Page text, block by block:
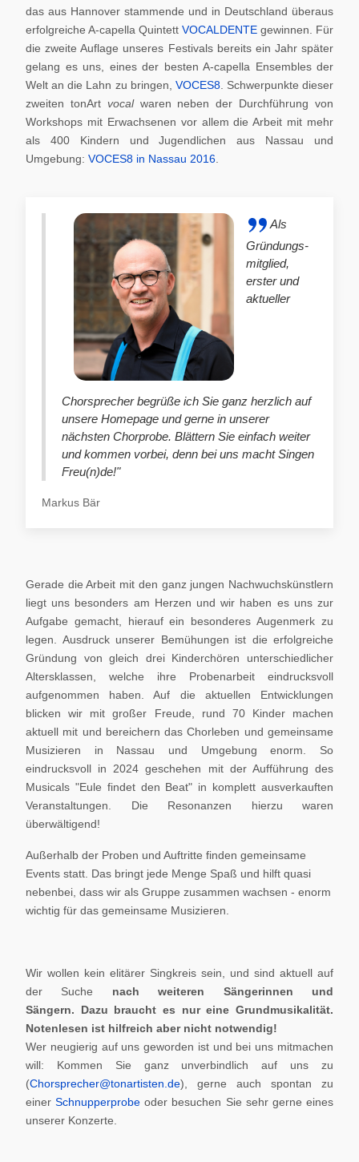
das aus Hannover stammende und in Deutschland überaus
erfolgreiche A-capella Quintett VOCALDENTE gewinnen. Für
die zweite Auflage unseres Festivals bereits ein Jahr später
gelang es uns, eines der besten A-capella Ensembles der
Welt an die Lahn zu bringen, VOCES8. Schwerpunkte dieser
zweiten tonArt vocalwaren neben der Durchführung von
Workshops mit Erwachsenen vor allem die Arbeit mit mehr
als 400 Kindern und Jugendlichen aus Nassau und
Umgebung: VOCES8 in Nassau 2016
Als
Gründungs-
mitglied,
erster und
aktueller
Chorsprecher begrüße ich Sie ganz herzlich auf
unsere Homepage und gerne in unserer
nächsten Chorprobe. Blättern Sie einfach weiter
und kommen vorbei, denn bei uns macht Singen
Freu(n)de!"
Markus Bär
Gerade die Arbeit mit den ganz jungen Nachwuchskünstlern
liegt uns besonders am Herzen und wir haben es uns zur
Aufgabe gemacht, hierauf ein besonderes Augenmerk zu
legen. Ausdruck unserer Bemühungen ist die erfolgreiche
Gründung von gleich drei Kinderchören unterschiedlicher
Altersklassen, welche ihre Probenarbeit eindrucksvoll
aufgenommen haben. Auf die aktuellen Entwicklungen
blicken wir mit großer Freude, rund 70 Kinder machen
aktuell mit und bereichern das Chorleben und gemeinsame
Musizieren in Nassau und Umgebung enorm. So
eindrucksvoll in 2024 geschehen mit der Aufführung des
Musicals "Eule findet den Beat" in komplett ausverkauften
Veranstaltungen. Die Resonanzen hierzu waren
überwältigend!
Außerhalb der Proben und Auftritte finden gemeinsame
Events statt. Das bringt jede Menge Spaß und hilft quasi
nebenbei, dass wir als Gruppe zusammen wachsen - enorm
wichtig für das gemeinsame Musizieren.
Wir wollen kein elitärer Singkreis sein, und sind aktuell auf
der Suche nach weiteren Sängerinnen und
Sängern. Dazu braucht es nur eine Grundmusikalität.
Notenlesen ist hilfreich aber nicht notwendig!
Wer neugierig auf uns geworden ist und bei uns mitmachen
will: Kommen Sie ganz unverbindlich auf uns zu
(Chorsprecher@tonartisten.de), gerne auch spontan zu
einerSchnupperprobe oder besuchen Sie sehr gerne eines
unserer Konzerte.